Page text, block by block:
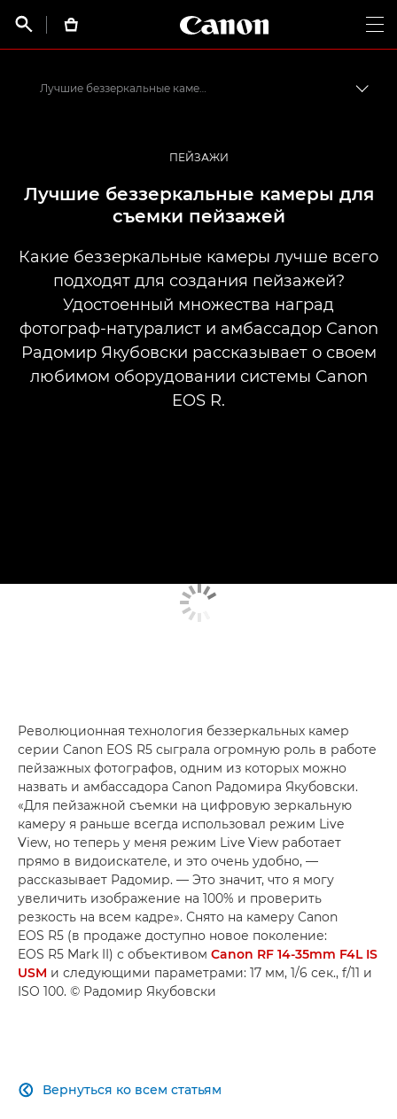
 
Canon Logo, back
Профессиональная фото- и видеосъемка
Истории от профессионалов: вдохновляющие идеи для печати, а также фото- и видеосъемки
ПЕЙЗАЖИ
Лучшие беззеркальные камеры для
съемки пейзажей
Какие беззеркальные камеры лучше всего
подходят для создания пейзажей?
Удостоенный множества наград
фотограф-натуралист и амбассадор Canon
Радомир Якубовски рассказывает о своем
любимом оборудовании системы Canon
EOS R.
Революционная технология беззеркальных камер
серии Canon EOS R5 сыграла огромную роль в работе
пейзажных фотографов, одним из которых можно
назвать и амбассадора Canon Радомира Якубовски.
«Для пейзажной съемки на цифровую зеркальную
камеру я раньше всегда использовал режим Live
View, но теперь у меня режим Live View работает
прямо в видоискателе, и это очень удобно, —
рассказывает Радомир. — Это значит, что я могу
увеличить изображение на 100% и проверить
резкость на всем кадре». Снято на камеру Canon
EOS R5 (в продаже доступно новое поколение:
EOS R5 Mark II) с объективом Canon RF 14-35mm F4L IS
USM и следующими параметрами: 17 мм, 1/6 сек., f/11 и
ISO 100. © Радомир Якубовски
Вернуться ко всем статьям
